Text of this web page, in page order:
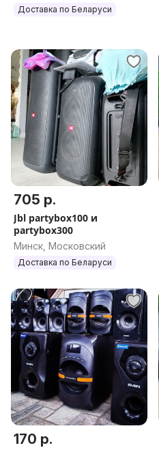
обл.
Доставка по Беларуси
705 р.
Jbl partybox100 и
partybox300
Минск, Московский
Доставка по Беларуси
170 р.